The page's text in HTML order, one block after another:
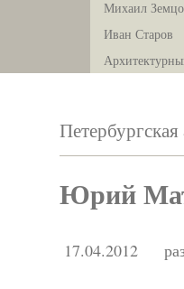
Михаил
Иван Старов
Юрий
17.04.2012